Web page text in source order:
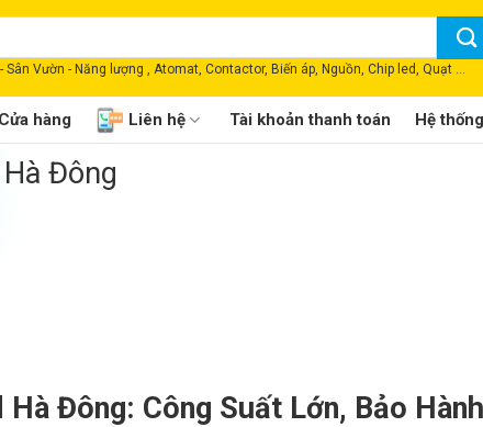
Sân Vườn - Năng lượng , Atomat, Contactor, Biến áp, Nguồn, Chip led, Quạt ...
Cửa hàng Liên hệ Tài khoản thanh toán Hệ
Đông
Đông: Công Suất Lớn, Bảo